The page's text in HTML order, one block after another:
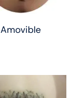
Amovible